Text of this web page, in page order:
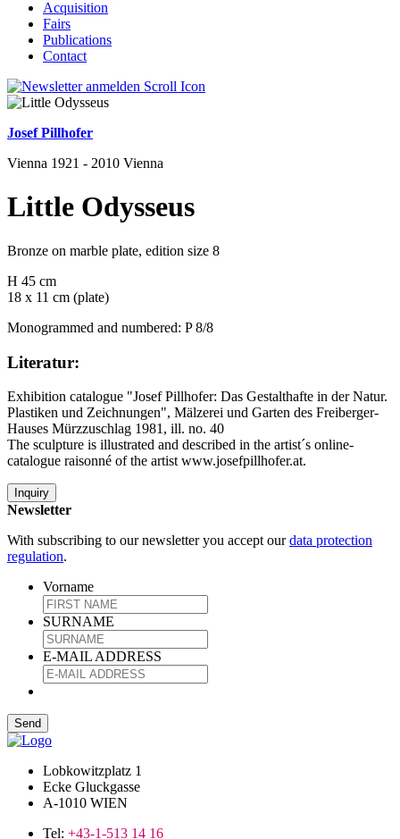
Acquisition
Fairs
Publications
Contact
Josef Pillhofer
Vienna 1921 - 2010 Vienna
Little Odysseus
Bronze on marble plate, edition size 8
H 45 cm
18 x 11 cm (plate)
Monogrammed and numbered: P 8/8
Literatur:
Exhibition catalogue "Josef Pillhofer: Das Gestalthafte in der Natur.
Plastiken und Zeichnungen", Mälzerei und Garten des Freiberger-
Hauses Mürzzuschlag 1981, ill. no. 40
The sculpture is illustrated and described in the artist´s online-
catalogue raisonné of the artist www.josefpillhofer.at.
Inquiry
Newsletter
With subscribing to our newsletter you accept ourdata protection
regulation.
Vorname
SURNAME
E-MAIL ADDRESS
Lobkowitzplatz 1
Ecke Gluckgasse
A-1010 WIEN
Tel: +43-1-513 14 16